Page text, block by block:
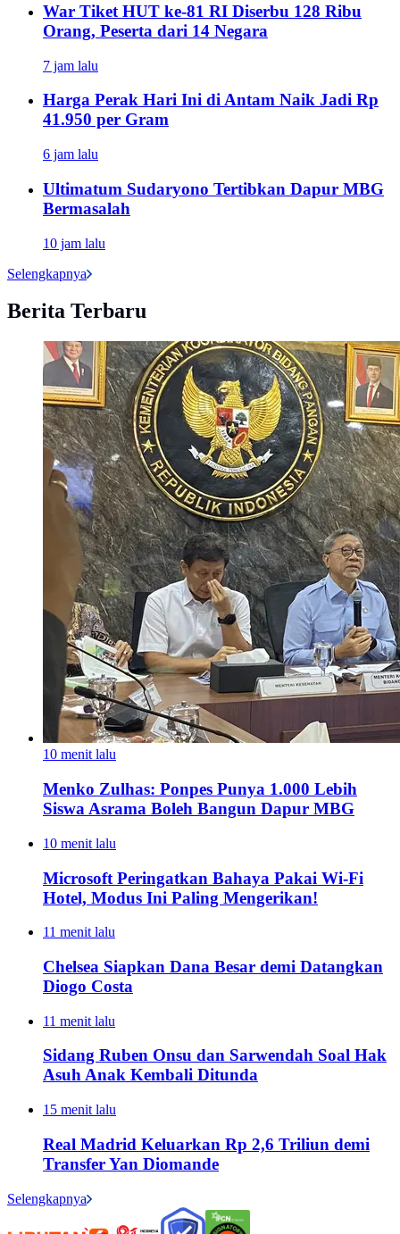
War Tiket HUT ke-81 RI Diserbu 128 Ribu
Orang, Peserta dari 14 Negara
7 jam lalu
Harga Perak Hari Ini di Antam Naik Jadi Rp
41.950 per Gram
6 jam lalu
Ultimatum Sudaryono Tertibkan Dapur MBG
Bermasalah
10 jam lalu
Selengkapnya
Berita Terbaru
10 menit lalu
Menko Zulhas: Ponpes Punya 1.000 Lebih
Siswa Asrama Boleh Bangun Dapur MBG
10 menit lalu
Microsoft Peringatkan Bahaya Pakai Wi-Fi
Hotel, Modus Ini Paling Mengerikan!
11 menit lalu
Chelsea Siapkan Dana Besar demi Datangkan
Diogo Costa
11 menit lalu
Sidang Ruben Onsu dan Sarwendah Soal Hak
Asuh Anak Kembali Ditunda
15 menit lalu
Real Madrid Keluarkan Rp 2,6 Triliun demi
Transfer Yan Diomande
Selengkapnya